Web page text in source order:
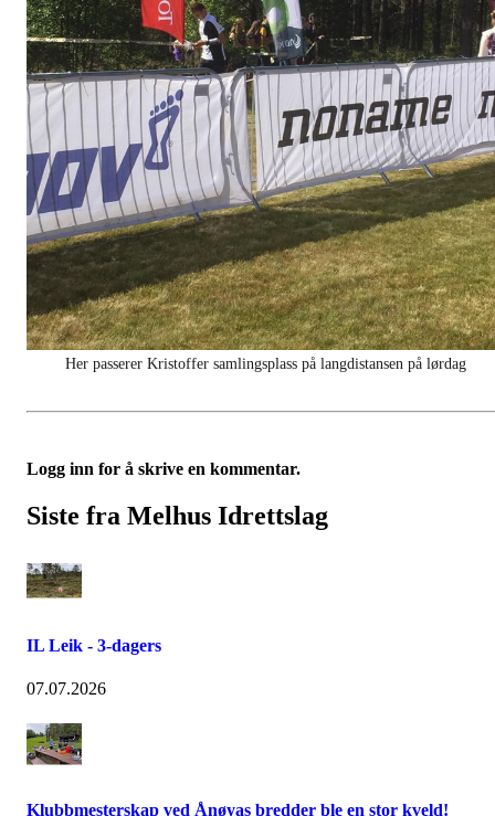
Her passerer Kristoffer samlingsplass på langdistansen på lørdag
Logg inn for å skrive en kommentar.
Siste fra Melhus Idrettslag
IL Leik - 3-dagers
07.07.2026
Klubbmesterskap ved Ånøyas bredder ble en stor kveld!